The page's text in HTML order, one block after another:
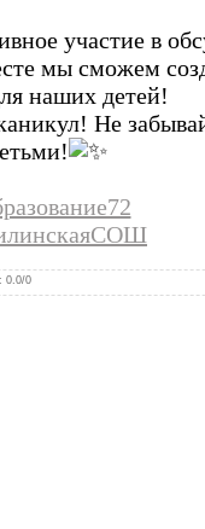
участие в
мы сможем
наших детей!
Не
: 0.0/0